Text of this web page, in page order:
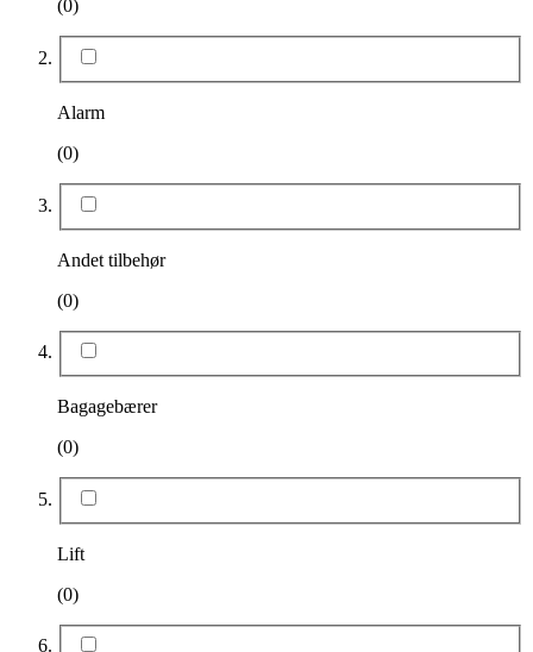
(0)
Alarm
(0)
Andet tilbehør
(0)
Bagagebærer
(0)
Lift
(0)